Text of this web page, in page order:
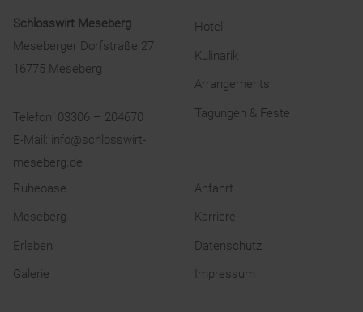
Schlosswirt Meseberg
Meseberger Dorfstraße 27
16775 Meseberg
Telefon: 03306 – 204670
E-Mail: info@schlosswirt-
meseberg.de
Hotel
Kulinarik
Arrangements
Tagungen & Feste
Ruheoase
Meseberg
Erleben
Galerie
Anfahrt
Karriere
Datenschutz
Impressum